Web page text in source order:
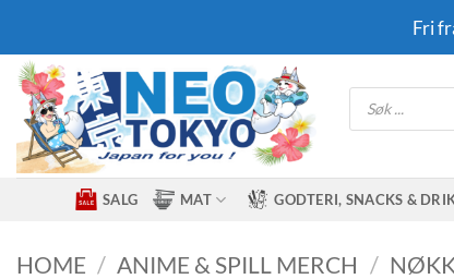
content
Fri
Products
search
SALG MAT GODTERI, SNACKS &
HOME / ANIME & SPILL MERCH /